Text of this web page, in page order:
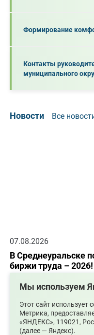
Формирование
Контакты
муниципального
Новости Все
07.08.2026
В Среднеуральске
биржи труда – 2026!
Мы используем
Этот сайт использует
Метрика,
«ЯНДЕКС», 119021,
(далее — Яндекс).